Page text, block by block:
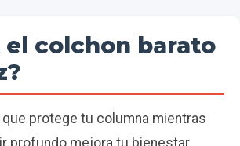
el colchon barato
protege tu columna mientras
profundo mejora tu bienestar